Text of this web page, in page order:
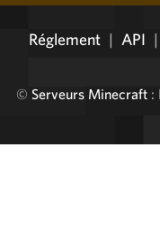
Réglement | API |
© Serveurs Minecraft: